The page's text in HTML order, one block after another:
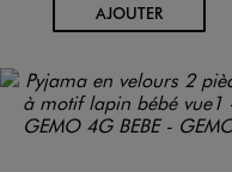
AJOUTERAU PANIER